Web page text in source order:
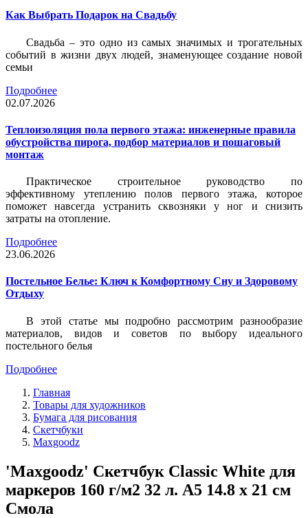
Как Выбрать Подарок на Свадьбу
Свадьба – это одно из самых значимых и трогательных
событий в жизни двух людей, знаменующее создание новой
семьи
Подробнее
02.07.2026
Теплоизоляция пола первого этажа: инженерные правила
обустройства пирога, подбор материалов и пошаговый
монтаж
Практическое строительное руководство по
эффективному утеплению полов первого этажа, которое
поможет навсегда устранить сквозняки у ног и снизить
затраты на отопление.
Подробнее
23.06.2026
Постельное Белье: Ключ к Комфортному Сну и Здоровому
Отдыху
В этой статье мы подробно рассмотрим разнообразие
материалов, видов и советов по выбору идеального
постельного белья
Подробнее
Главная
Товары для художников
Бумага для рисования
Скетчбуки
Maxgoodz
'Maxgoodz' Скетчбук Classic White для
маркеров 160 г/м2 32 л. A5 14.8 х 21 см
Смола